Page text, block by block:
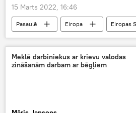
15 Marts 2022, 16:46
Pasaulē Eiropa
Eiropas
bēgļi
migranti Baltijā
Meklē darbiniekus ar krievu valodas
zināšanām darbam ar bēgļiem